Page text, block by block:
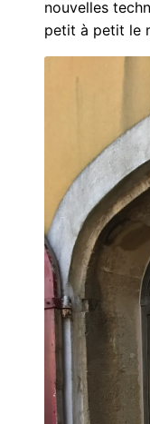
nouvelles
petit à petit le